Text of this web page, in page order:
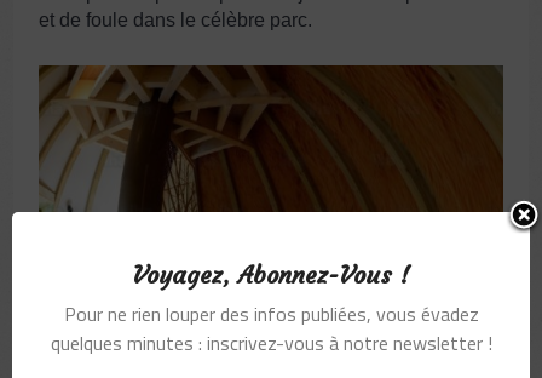
et de foule dans le célèbre parc.
Voyagez, Abonnez-Vous !
Pour ne rien louper des infos publiées, vous évadez
quelques minutes : inscrivez-vous à notre newsletter !